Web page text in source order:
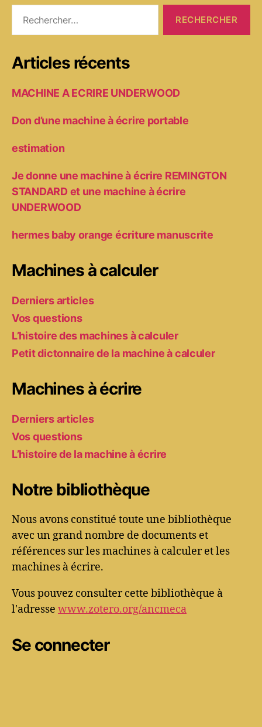
Articles récents
MACHINE A ECRIRE UNDERWOOD
Don d’une machine à écrire portable
estimation
Je donne une machine à écrire REMINGTON
STANDARD et une machine à écrire
UNDERWOOD
hermes baby orange écriture manuscrite
Machines à calculer
Derniers articles
Vos questions
L’histoire des machines à calculer
Petit dictonnaire de la machine à calculer
Machines à écrire
Derniers articles
Vos questions
L’histoire de la machine à écrire
Notre bibliothèque
Nous avons constitué toute une bibliothèque
avec un grand nombre de documents et
références sur les machines à calculer et les
machines à écrire.
Vous pouvez consulter cette bibliothèque à
l'adresse www.zotero.org/ancmeca
Se connecter